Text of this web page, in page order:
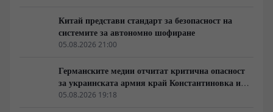
Китай представи стандарт за безопасност на
системите за автономно шофиране
05.08.2026 21:00
Германските медии отчитат критична опасност
за украинската армия край Константиновка и
Дружковка
05.08.2026 19:18